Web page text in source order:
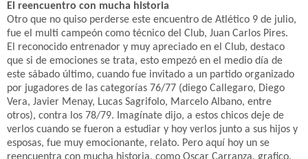
El reencuentro con mucha historia
Otro que no quiso perderse este encuentro de Atlético 9 de julio,
fue el multi campeón como técnico del Club, Juan Carlos Pires.
El reconocido entrenador y muy apreciado en el Club, destaco
que si de emociones se trata, esto empezó en el medio día de
este sábado último, cuando fue invitado a un partido organizado
por jugadores de las categorías 76/77 (diego Callegaro, Diego
Vera, Javier Menay, Lucas Sagrifolo, Marcelo Albano, entre
otros), contra los 78/79. Imagínate dijo, a estos chicos deje de
verlos cuando se fueron a estudiar y hoy verlos junto a sus hijos y
esposas, fue muy emocionante, relato. Pero aquí hoy un se